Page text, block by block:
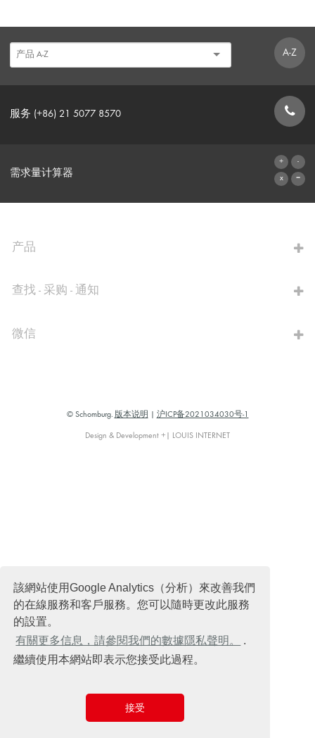
該網站使用Google Analytics（分析）來改善我們
的在線服務和客戶服務。您可以隨時更改此服務
的設置。
有關更多信息，請參閱我們的數據隱私聲明。
.
繼續使用本網站即表示您接受此過程。
接受
A-Z
服务 (+86) 21 5077 8570
需求量计算器
产品
查找 - 采购 - 通知
微信
© Schomburg. 版本说明 沪ICP备2021034030号-1
Design & Development +| LOUIS INTERNET